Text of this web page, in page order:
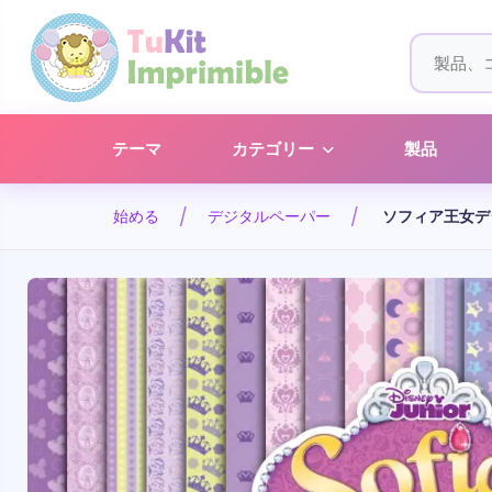
テーマ カテゴリー 製品
始める デジタルペーパー ソフィア王女